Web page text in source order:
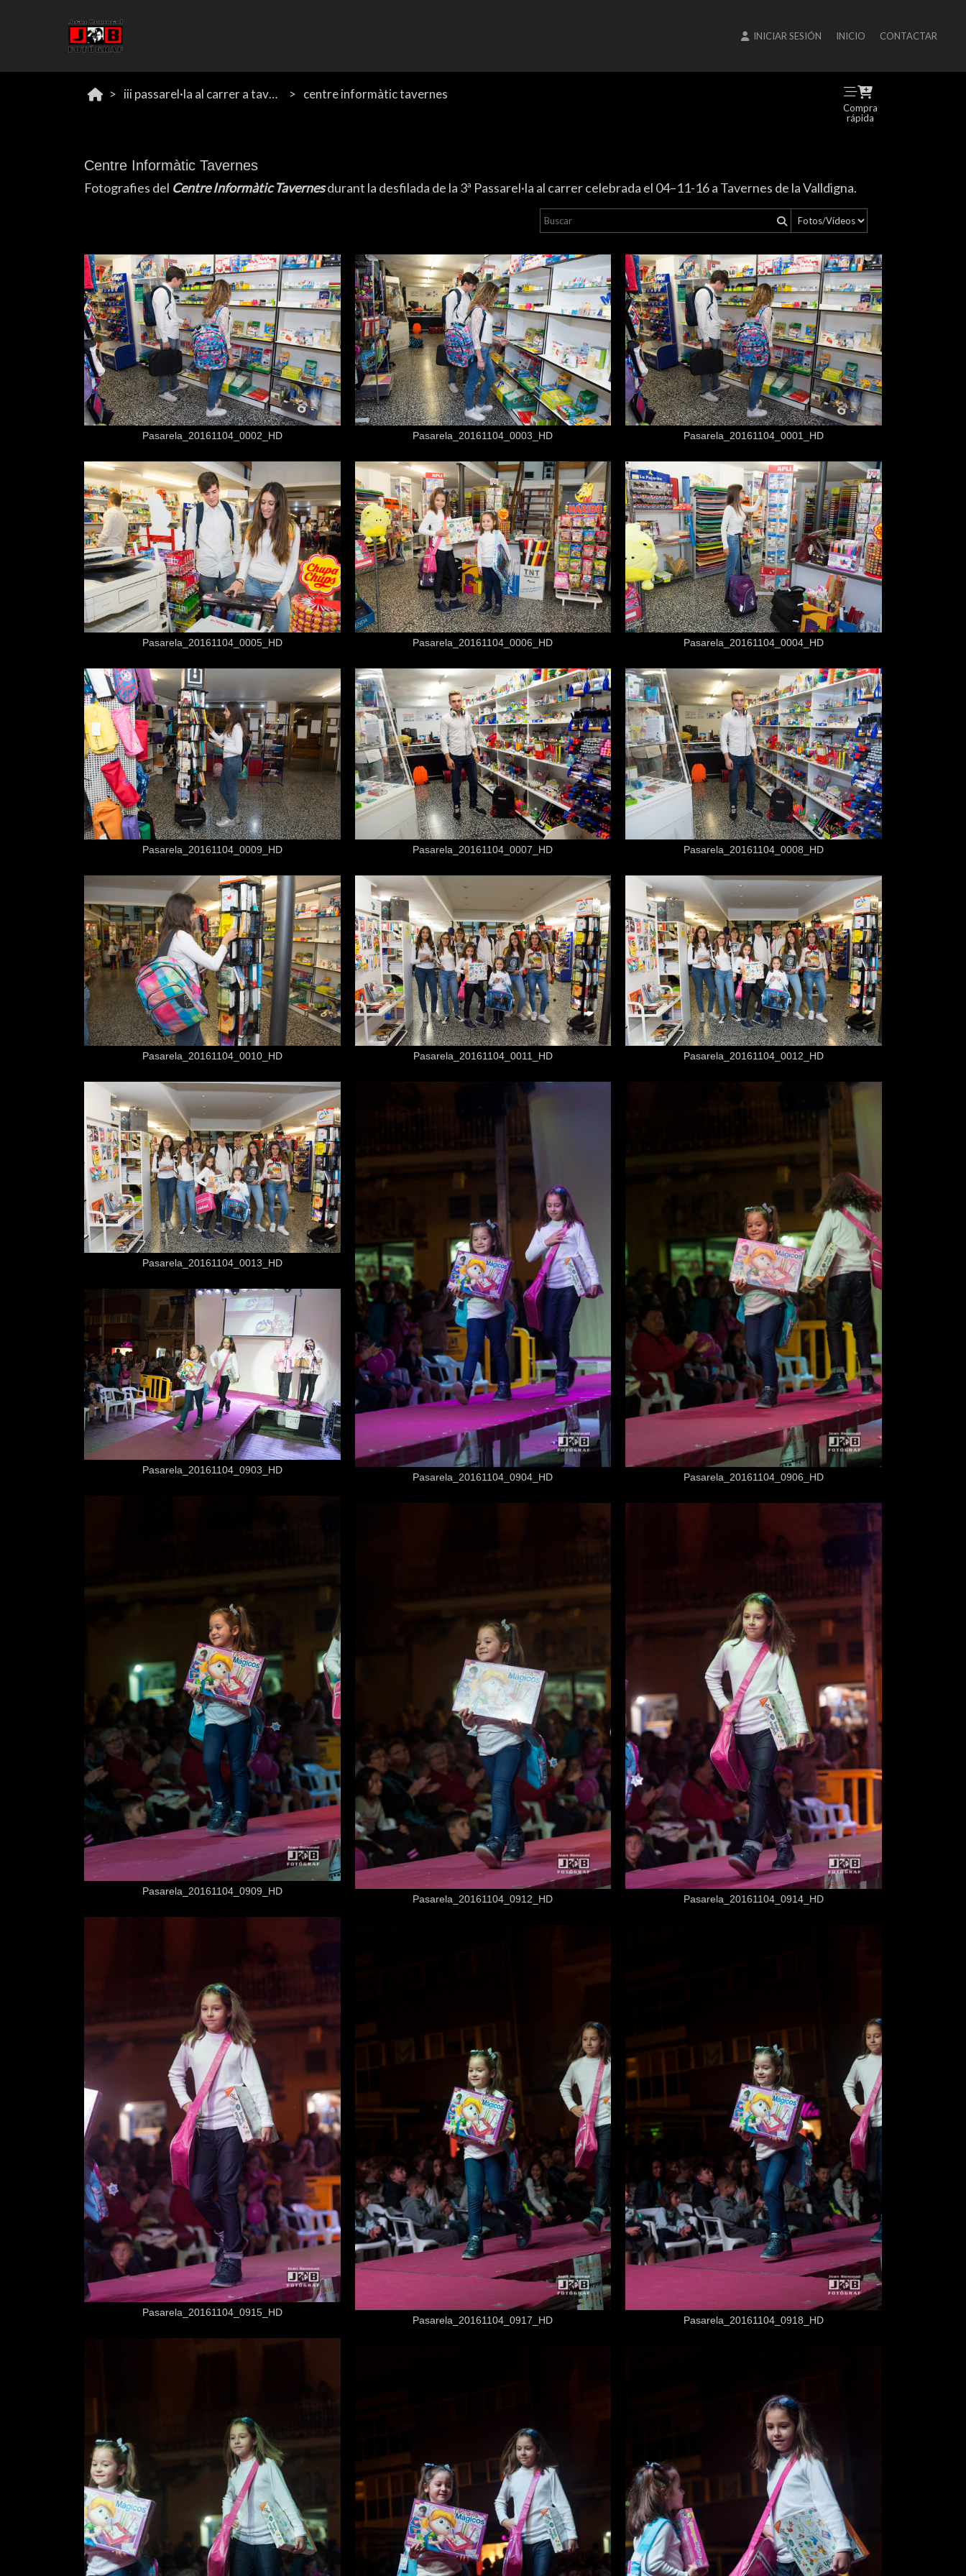
INICIAR SESIÓN INICIO CONTACTAR
iii passarel·la al carrer a tavernes centre informàtic tavernes
Compra
rápida
Centre Informàtic Tavernes
Fotografies del Centre Informàtic Tavernesdurant la desfilada de la 3ª Passarel·la al carrer celebrada el 04–11-16 a Tavernes de la Valldigna.
Desde 3,50 €
Pasarela_20161104_0002_HD
Desde 3,50 €
Pasarela_20161104_0003_HD
Desde 3,50 €
Pasarela_20161104_0001_HD
Desde 3,50 €
Pasarela_20161104_0005_HD
Desde 3,50 €
Pasarela_20161104_0006_HD
Desde 3,50 €
Pasarela_20161104_0004_HD
Desde 3,50 €
Pasarela_20161104_0009_HD
Desde 3,50 €
Pasarela_20161104_0007_HD
Desde 3,50 €
Pasarela_20161104_0008_HD
Desde 3,50 €
Pasarela_20161104_0010_HD
Desde 3,50 €
Pasarela_20161104_0011_HD
Desde 3,50 €
Pasarela_20161104_0012_HD
Desde 3,50 €
Pasarela_20161104_0013_HD
Desde 3,50 €
Pasarela_20161104_0904_HD
Desde 3,50 €
Pasarela_20161104_0906_HD
Desde 3,50 €
Pasarela_20161104_0903_HD
Desde
Pasarela_20161104_0909_HD
Desde 3,50 €
Pasarela_20161104_0912_HD
Desde 3,50 €
Pasarela_20161104_0914_HD
3,50 €
Pasarela_20161104_0915_HD
Pasarela_20161104_0917_HD Pasarela_20161104_0918_HD